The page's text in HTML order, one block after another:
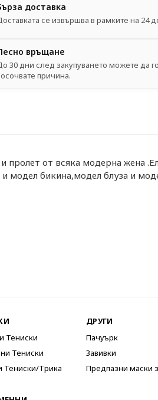
доставка
се извършва в рамките на 24
връщане
30 дни след закупуването можете да
причина.
пролет от всяка модерна жена
модел бикина,модел блуза и
Тениски
Тениски
Тениски/Трика
ДРУГИ
Пачуърк
Завивки
Предпазни маски